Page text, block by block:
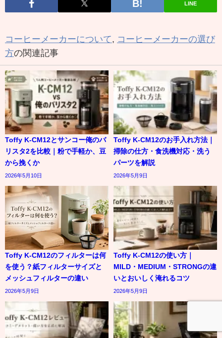
LINE
コーヒーメーカーについて, コーヒーメーカーの選び
方の関連記事
Toffy K-CM12とサンコー俺のバ
リスタ2を比較｜粉で手軽か、豆
から挽くか
2026年5月10日
Toffy K-CM12のお手入れ方法｜
掃除の仕方・食洗機対応・洗う
パーツを解説
2026年5月9日
Toffy K-CM12のフィルターは何
を使う？紙フィルターサイズと
メッシュフィルターの違い
2026年5月9日
Toffy K-CM12の使い方｜
MILD・MEDIUM・STRONGの違
いとおいしく淹れるコツ
2026年5月9日